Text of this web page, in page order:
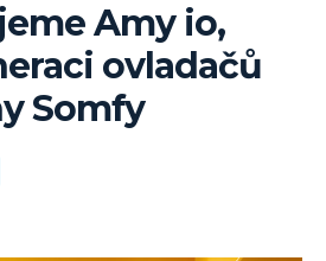
Amy io,
ovladačů
Somfy